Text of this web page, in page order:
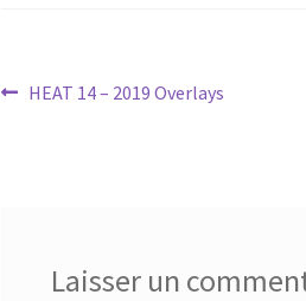
Navigation
Article
HEAT 14 – 2019 Overlays
Laisser un